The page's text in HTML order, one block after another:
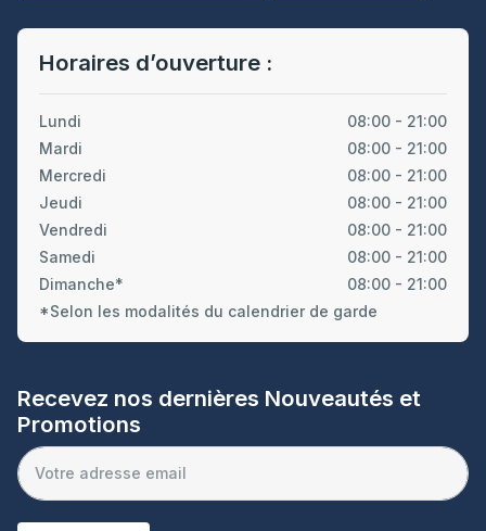
Horaires d’ouverture :
Lundi
08:00 - 21:00
Mardi
08:00 - 21:00
Mercredi
08:00 - 21:00
Jeudi
08:00 - 21:00
Vendredi
08:00 - 21:00
Samedi
08:00 - 21:00
Dimanche*
08:00 - 21:00
*Selon les modalités du calendrier de garde
Recevez nos dernières Nouveautés et
Promotions